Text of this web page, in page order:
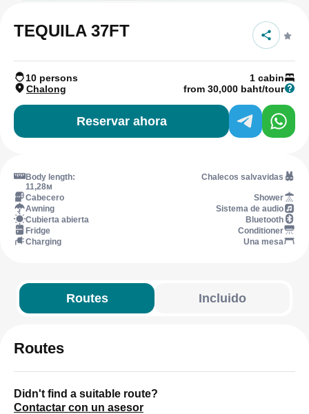
TEQUILA 37FT
10 persons
1 cabin
Chalong
from 30,000 baht/tour
Reservar ahora
Body length:
11,28м
Chalecos salvavidas
Cabecero
Shower
Awning
Sistema de audio
Cubierta abierta
Bluetooth
Fridge
Conditioner
Charging
Una mesa
Routes Incluido
Routes
Didn't find a suitable route?
Contactar con un asesor